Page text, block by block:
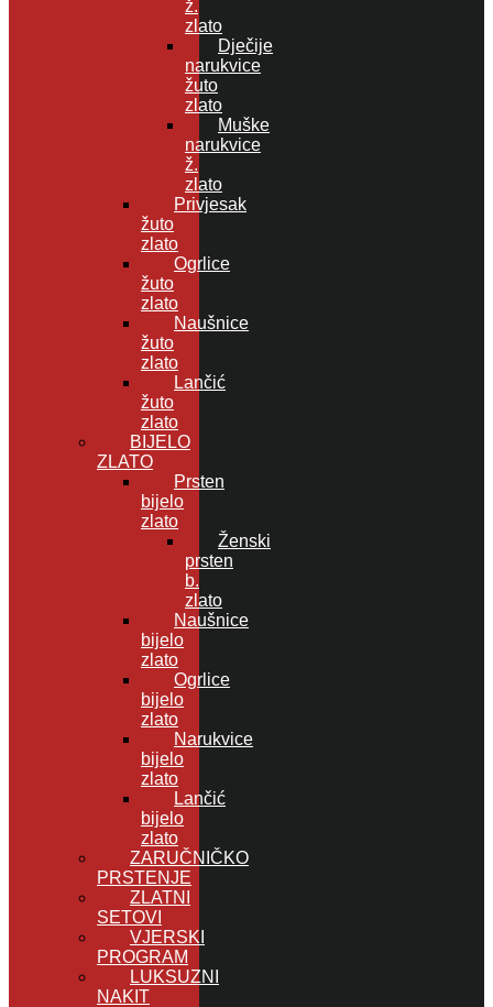
ž.
zlato
Dječije
narukvice
žuto
zlato
Muške
narukvice
ž.
zlato
Privjesak
žuto
zlato
Ogrlice
žuto
zlato
Naušnice
žuto
zlato
Lančić
žuto
zlato
BIJELO
ZLATO
Prsten
bijelo
zlato
Ženski
prsten
b.
zlato
Naušnice
bijelo
zlato
Ogrlice
bijelo
zlato
Narukvice
bijelo
zlato
Lančić
bijelo
zlato
ZARUČNIČKO
PRSTENJE
ZLATNI
SETOVI
VJERSKI
PROGRAM
LUKSUZNI
NAKIT